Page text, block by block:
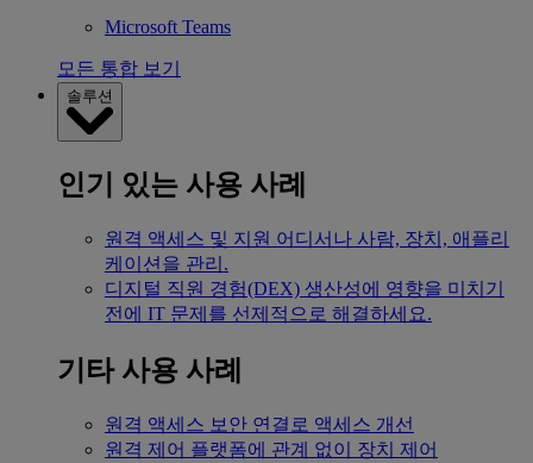
Microsoft Teams
모든 통합 보기
솔루션
인기 있는 사용 사례
원격 액세스 및 지원 어디서나 사람, 장치, 애플리
케이션을 관리.
디지털 직원 경험(DEX) 생산성에 영향을 미치기
전에 IT 문제를 선제적으로 해결하세요.
기타 사용 사례
원격 액세스 보안 연결로 액세스 개선
원격 제어 플랫폼에 관계 없이 장치 제어